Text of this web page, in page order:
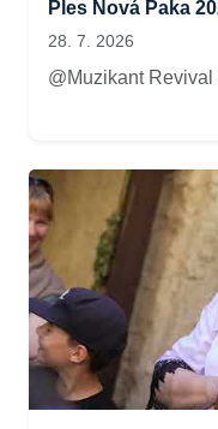
Ples Nová Paka
28. 7. 2026
@Muzikant